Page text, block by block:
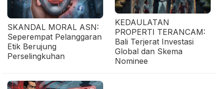
SKANDAL MORAL ASN:
Seperempat Pelanggaran
Etik Berujung
Perselingkuhan
KEDAULATAN
PROPERTI TERANCAM:
Bali Terjerat Investasi
Global dan Skema
Nominee